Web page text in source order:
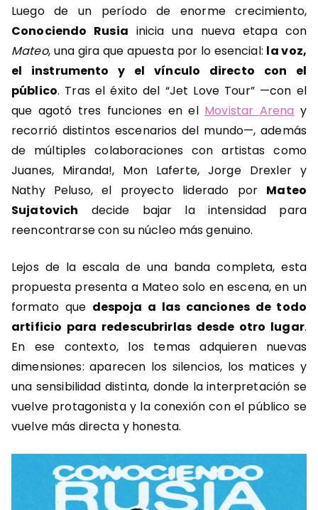
Luego de un período de enorme crecimiento,
Conociendo Rusia inicia una nueva etapa con
Mateo, una gira que apuesta por lo esencial: la voz,
el instrumento y el vínculo directo con el
público. Tras el éxito del “Jet Love Tour” —con el
que agotó tres funciones en el Movistar Arena y
recorrió distintos escenarios del mundo—, además
de múltiples colaboraciones con artistas como
Juanes, Miranda!, Mon Laferte, Jorge Drexler y
Nathy Peluso, el proyecto liderado por Mateo
Sujatovich decide bajar la intensidad para
reencontrarse con su núcleo más genuino.
Lejos de la escala de una banda completa, esta
propuesta presenta a Mateo solo en escena, en un
formato que despoja a las canciones de todo
artificio para redescubrirlas desde otro lugar.
En ese contexto, los temas adquieren nuevas
dimensiones: aparecen los silencios, los matices y
una sensibilidad distinta, donde la interpretación se
vuelve protagonista y la conexión con el público se
vuelve más directa y honesta.